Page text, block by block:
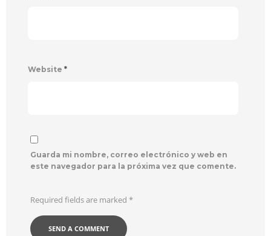
Website *
Guarda mi nombre, correo electrónico y web en
este navegador para la próxima vez que comente.
Required fields are marked *